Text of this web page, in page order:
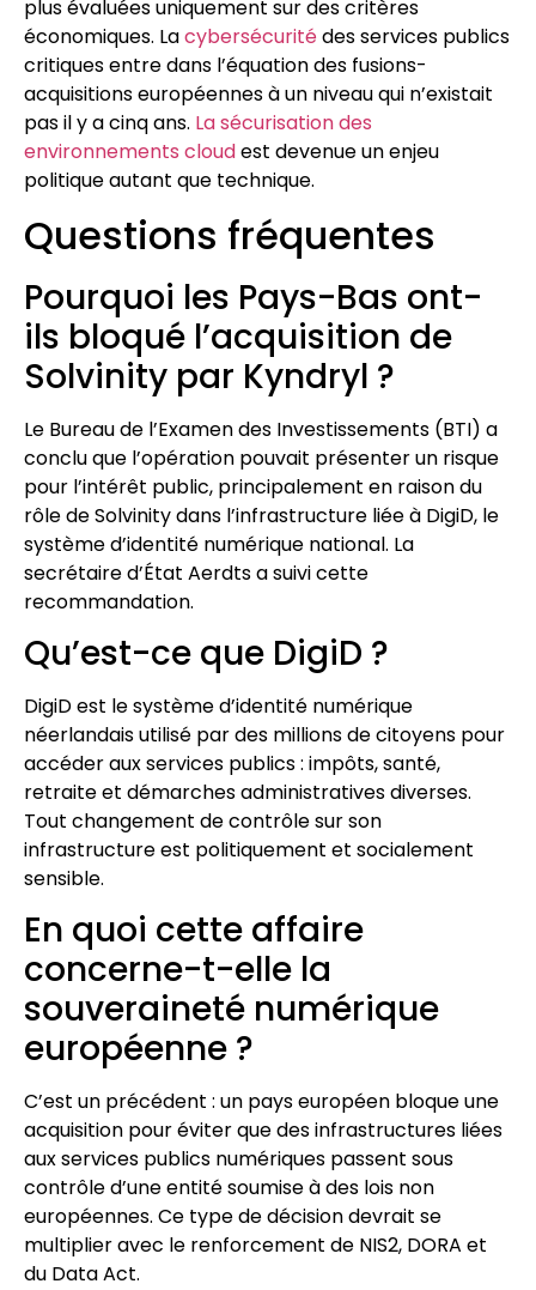
plus évaluées uniquement sur des critères
économiques. Lacybersécuritédes services publics
critiques entre dans l’équation des fusions-
acquisitions européennes à un niveau qui n’existait
pas il y a cinq ans. La sécurisation des
environnements cloudest devenue un enjeu
politique autant que technique.
Questions fréquentes
Pourquoi les Pays-Bas ont-
ils bloqué l’acquisition de
Solvinity par Kyndryl ?
Le Bureau de l’Examen des Investissements (BTI) a
conclu que l’opération pouvait présenter un risque
pour l’intérêt public, principalement en raison du
rôle de Solvinity dans l’infrastructure liée à DigiD, le
système d’identité numérique national. La
secrétaire d’État Aerdts a suivi cette
recommandation.
Qu’est-ce que DigiD ?
DigiD est le système d’identité numérique
néerlandais utilisé par des millions de citoyens pour
accéder aux services publics : impôts, santé,
retraite et démarches administratives diverses.
Tout changement de contrôle sur son
infrastructure est politiquement et socialement
sensible.
En quoi cette affaire
concerne-t-elle la
souveraineté numérique
européenne ?
C’est un précédent : un pays européen bloque une
acquisition pour éviter que des infrastructures liées
aux services publics numériques passent sous
contrôle d’une entité soumise à des lois non
européennes. Ce type de décision devrait se
multiplier avec le renforcement de NIS2, DORA et
du Data Act.